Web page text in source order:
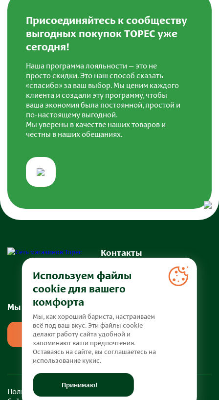
Присоединяйтесь к сообществу
выгодных покупок ТОРЕС уже
сегодня!
Наша программа лояльности — это не
просто скидки. Это наш способ сказать
«спасибо» за ваш выбор. Мы ценим каждого
клиента и создали эту программу, чтобы
ваша экономия была постоянной, простой и
по-настоящему выгодной.
Мы уверены в качестве наших товаров и
честны в наших обещаниях.
Контакты
+7 (918) 400-54-48
Info@toresfood.ru
Мы в социальных сетях
Политика конфиденциальности
Используем файлы
cookie для вашего
комфорта
Мы, как хороший бариста, настраиваем
всё под ваш вкус. Эти файлы cookie
делают работу сайта удобной и
запоминают ваши предпочтения.
Оставаясь на сайте, вы соглашаетесь на
использование кукис.
Принимаю!